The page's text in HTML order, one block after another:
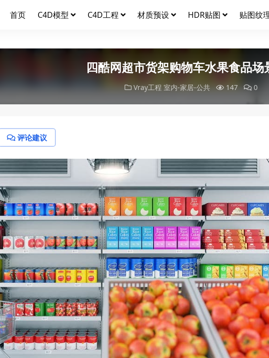
首页 C4D模型 C4D工程 材质预设 HDR贴图 贴图纹
四酷网超市货架购物车水果食品场
Vray工程 室内-家居-公共 147 0
评论建议